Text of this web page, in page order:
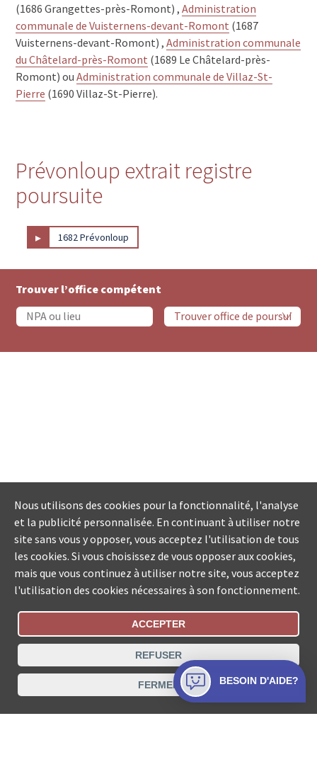
(1686 Grangettes-près-Romont) ,Administration
communale de Vuisternens-devant-Romont (1687
Vuisternens-devant-Romont) ,Administration communale
du Châtelard-près-Romont (1689 Le Châtelard-près-
Romont) ouAdministration communale de Villaz-St-
Pierre (1690 Villaz-St-Pierre).
Prévonloup extrait registre
poursuite
▸ 1682 Prévonloup
Trouver l’office compétent
Statut De La Commande
Recherche des offices de Suisse
Protection des données Mentions légales
Conditions d’utilisation Contact
Nous utilisons des cookies pour la fonctionnalité, l'analyse
et la publicité personnalisée. En continuant à utiliser notre
site sans vous y opposer, vous acceptez l'utilisation de tous
les cookies. Si vous choisissez de vous opposer aux cookies,
mais que vous continuez à utiliser notre site, vous acceptez
l'utilisation des cookies nécessaires à son fonctionnement.
ACCEPTER
REFUSER
FERMER BESOIN D'AIDE?